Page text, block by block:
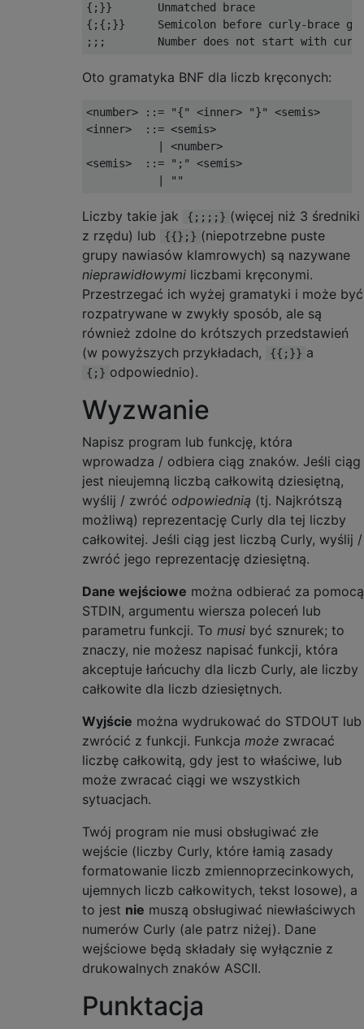
{;}}       Unmatched brace
{;{;}}     Semicolon before curly-brace
Oto gramatyka BNF dla liczb kręconych:
<number> ::= "{" <inner> "}" <semis>
<inner>  ::= <semis>
           | <number>
<semis>  ::= ";" <semis>
Liczby takie jak {;;;;} (więcej niż 3 średniki
z rzędu) lub
{{};} (niepotrzebne puste
grupy nawiasów klamrowych) są nazywane
nieprawidłowymi liczbami kręconymi.
Przestrzegać ich wyżej gramatyki i może być
rozpatrywane w zwykły sposób, ale są
również zdolne do krótszych przedstawień
(w powyższych przykładach,
{{;}} a
{;} odpowiednio).
Wyzwanie
Napisz program lub funkcję, która
wprowadza / odbiera ciąg znaków. Jeśli ciąg
jest nieujemną liczbą całkowitą dziesiętną,
wyślij / zwróć odpowiednią (tj. Najkrótszą
możliwą) reprezentację Curly dla tej liczby
całkowitej. Jeśli ciąg jest liczbą Curly, wyślij /
zwróć jego reprezentację dziesiętną.
Dane wejściowe można odbierać za pomocą
STDIN, argumentu wiersza poleceń lub
parametru funkcji. To musi być sznurek; to
znaczy, nie możesz napisać funkcji, która
akceptuje łańcuchy dla liczb Curly, ale liczby
całkowite dla liczb dziesiętnych.
Wyjście można wydrukować do STDOUT lub
zwrócić z funkcji. Funkcja może zwracać
liczbę całkowitą, gdy jest to właściwe, lub
może zwracać ciągi we wszystkich
sytuacjach.
Twój program nie musi obsługiwać złe
wejście (liczby Curly, które łamią zasady
formatowanie liczb zmiennoprzecinkowych,
ujemnych liczb całkowitych, tekst losowe), a
to jest nie muszą obsługiwać niewłaściwych
numerów Curly (ale patrz niżej). Dane
wejściowe będą składały się wyłącznie z
drukowalnych znaków ASCII.
Punktacja